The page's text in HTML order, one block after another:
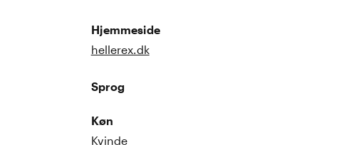
Hjemmeside
hellerex.dk
Sprog
Køn
Kvinde